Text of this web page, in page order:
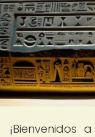
¡Bienvenidos a